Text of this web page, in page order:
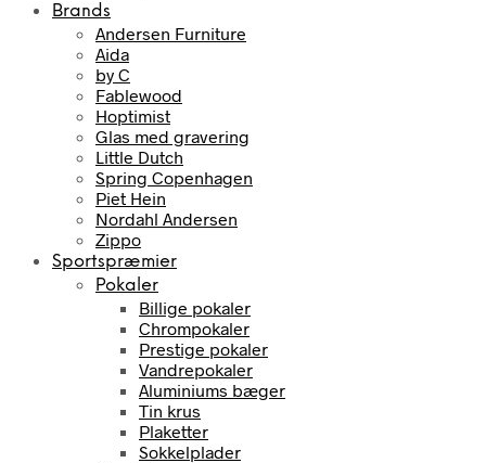
Brands
Andersen Furniture
Aida
by C
Fablewood
Hoptimist
Glas med gravering
Little Dutch
Spring Copenhagen
Piet Hein
Nordahl Andersen
Zippo
Sportspræmier
Pokaler
Billige pokaler
Chrompokaler
Prestige pokaler
Vandrepokaler
Aluminiums bæger
Tin krus
Plaketter
Sokkelplader